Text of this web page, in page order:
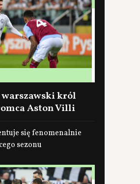
król
Aston Villi
się fenomenalnie
sezonu